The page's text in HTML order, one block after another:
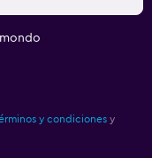
y condiciones y